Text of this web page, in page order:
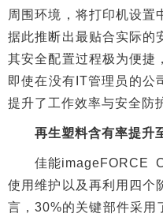
周围环境，将打印机设置
据此推断出最贴合实际的
其安全配置过程极为便捷
即使在没有IT管理员的公
提升了工作效率与安全防
再生塑料含有率提升
佳能imageFORCE
使用维护以及再利用四个
言，30%的关键部件采用